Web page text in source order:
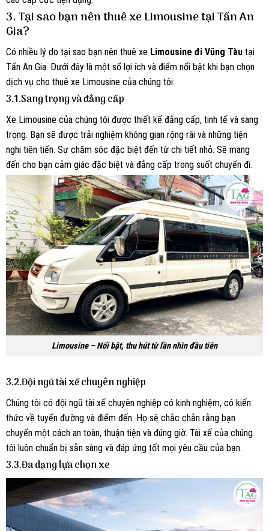
3. Tại sao bạn nên thuê xe Limousine tại Tấn An
Gia?
Có nhiều lý do tại sao bạn nên thuê xe Limousine đi Vũng Tàu tại
Tấn An Gia. Dưới đây là một số lợi ích và điểm nổi bật khi bạn chọn
dịch vụ cho thuê xe Limousine của chúng tôi:
3.1.Sang trọng và đẳng cấp
Xe Limousine của chúng tôi được thiết kế đẳng cấp, tinh tế và sang
trọng. Bạn sẽ được trải nghiệm không gian rộng rãi và những tiện
nghi tiên tiến. Sự chăm sóc đặc biệt đến từ chi tiết nhỏ. Sẽ mang
đến cho bạn cảm giác đặc biệt và đẳng cấp trong suốt chuyến đi.
Limousine – Nổi bật, thu hút từ lần nhìn đầu tiên
3.2.Đội ngũ tài xế chuyên nghiệp
Chúng tôi có đội ngũ tài xế chuyên nghiệp có kinh nghiệm, có kiến ​​
thức về tuyến đường và điểm đến. Họ sẽ chắc chắn rằng bạn
chuyển một cách an toàn, thuận tiện và đúng giờ. Tài xế của chúng
tôi luôn chuẩn bị sẵn sàng và đáp ứng tốt mọi yêu cầu của bạn.
3.3.Đa dạng lựa chọn xe